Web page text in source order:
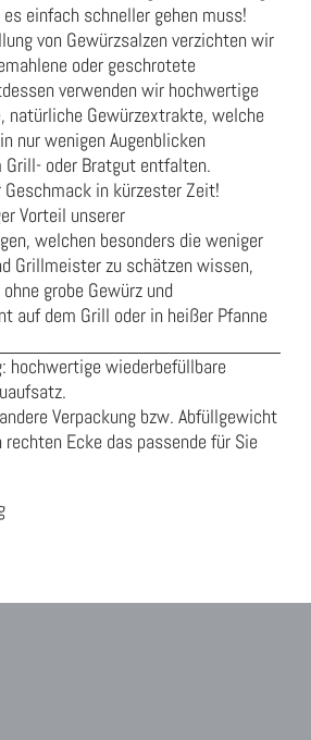
einfach schneller gehen muss!
von Gewürzsalzen verzichten wir
oder geschrotete
verwenden wir hochwertige
natürliche Gewürzextrakte, welche
nur wenigen Augenblicken
oder Bratgut entfalten.
Geschmack in kürzester Zeit!
Vorteil unserer
welchen besonders die weniger
Grillmeister zu schätzen wissen,
grobe Gewürz­ und
auf dem Grill oder in heißer Pfanne
hochwertige wiederbefüllbare
Verpackung bzw. Abfüllgewicht
Ecke das passende für Sie